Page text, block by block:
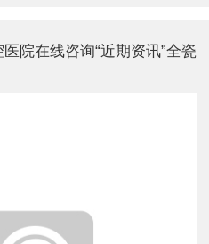
院在线咨询“近期资讯”全瓷